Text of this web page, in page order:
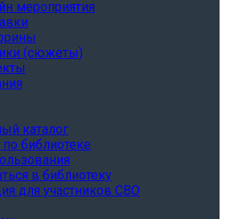
мероприятия
(сюжеты)
каталог
библиотеке
в библиотеку
для участников СВО